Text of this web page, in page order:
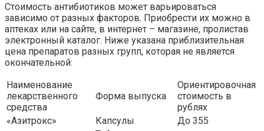
Стоимость антибиотиков может варьироваться
зависимо от разных факторов. Приобрести их можно в
аптеках или на сайте, в интернет – магазине, пролистав
электронный каталог. Ниже указана приблизительная
цена препаратов разных групп, которая не является
окончательной:
Наименование
лекарственного
средства
Форма выпуска
Ориентировочная
стоимость в
рублях
«Азитрокс»
Капсулы
До 355